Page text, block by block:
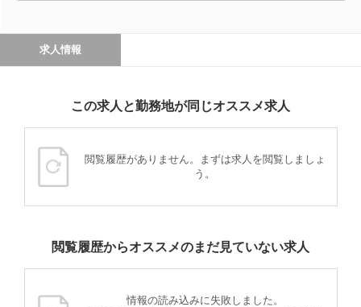
求人情報
この求人と勤務地が同じオススメ求人
閲覧履歴がありません。まずは求人を閲覧しましょ
う。
閲覧履歴からオススメのまだ見ていない求人
情報の読み込みに失敗しました。